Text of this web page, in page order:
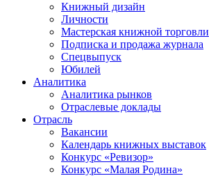
Книжный дизайн
Личности
Мастерская книжной торговли
Подписка и продажа журнала
Спецвыпуск
Юбилей
Аналитика
Аналитика рынков
Отраслевые доклады
Отрасль
Вакансии
Календарь книжных выставок
Конкурс «Ревизор»
Конкурс «Малая Родина»